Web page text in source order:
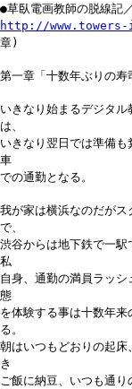
●草臥電画教師の脱線記
http://www.towers-
章)
第一章「十数年ぶりの寿
いきなり始まるデジタ
は、
いきなり翌日では準備
車
での通勤となる。
我が家は横浜なのだがス
で、
渋谷からは地下鉄で一駅
私
自身、通勤の満員ラッ
態
を体験する事は十数年
る。
朝はいつもどおりの起
き
ご飯に納豆、いつも通